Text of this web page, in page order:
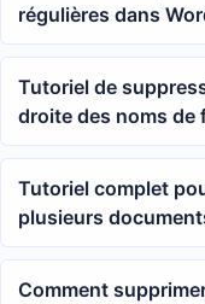
régulières dans
mots-clés en une
Tutoriel de
droite des noms de
fois les numéros,
Tutoriel complet
plusieurs
Comment